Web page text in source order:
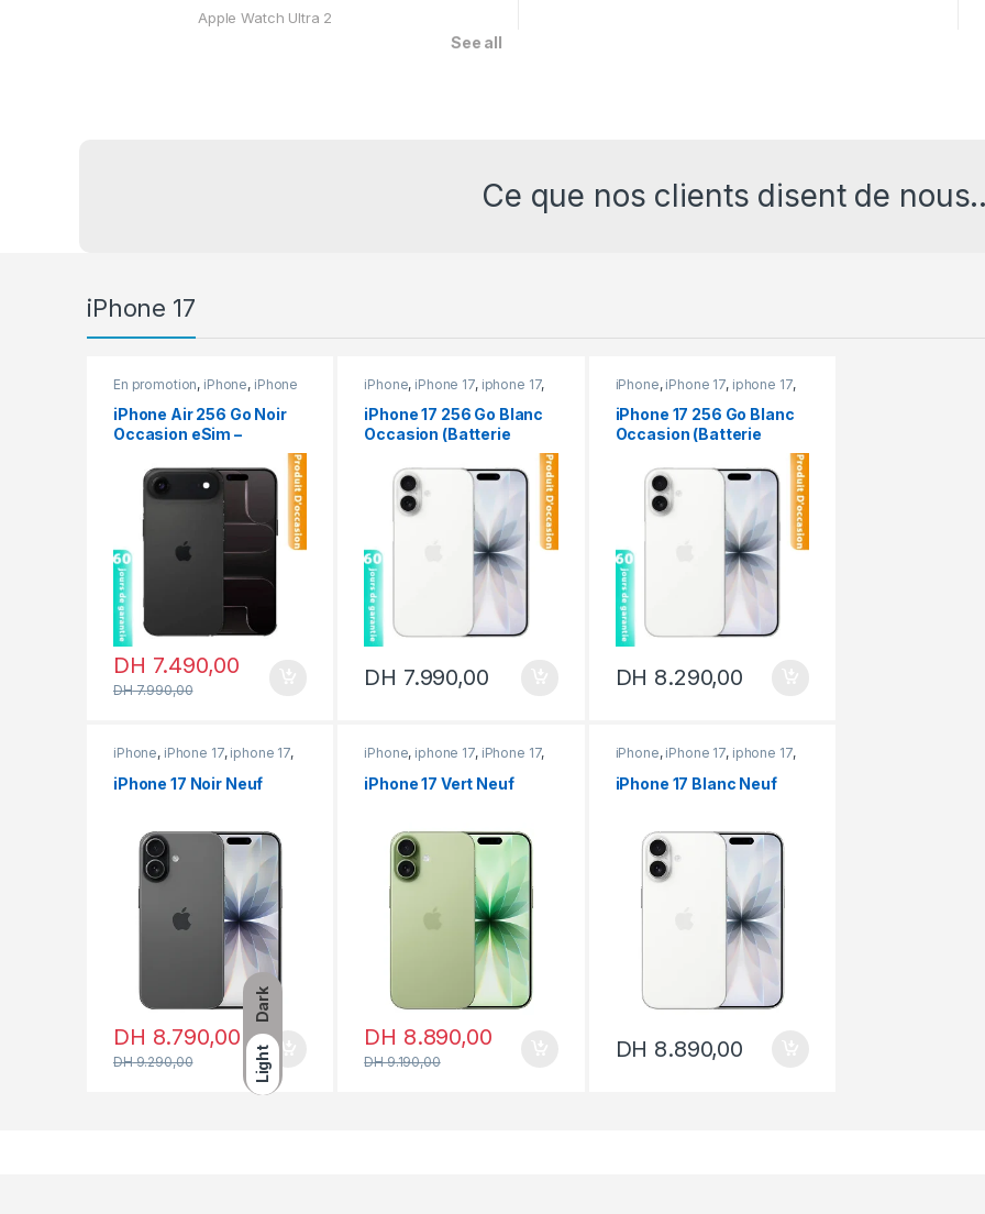
Dark
Light
Apple Watch Ultra 2
See all
Ce que nos clients disent de
iPhone 17
En promotion, iPhone, iPhone
iphone Air , iphone air
iPhone occasion
iPhone Air 256 Go Noir
Occasion eSim –
DH 7.490,00
DH7.990,00
iPhone, iPhone 17, iphone 17,
iPhone occasion
iPhone 17 256 Go Blanc
Occasion (Batterie
DH 7.990,00
iPhone, iPhone 17, iphone 17,
iPhone occasion
iPhone 17 256 Go Blanc
Occasion (Batterie
DH 8.290,00
iPhone, iPhone 17, iphone 17,
iPhone 17 Noir Neuf
DH 8.790,00
DH9.290,00
iPhone, iphone 17, iPhone 17,
iPhone neuf
iPhone 17 Vert Neuf
DH 8.890,00
DH9.190,00
iPhone, iPhone 17, iphone 17,
iPhone 17 Blanc Neuf
DH 8.890,00